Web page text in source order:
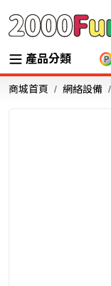
產品分類
商城首頁 網絡設備